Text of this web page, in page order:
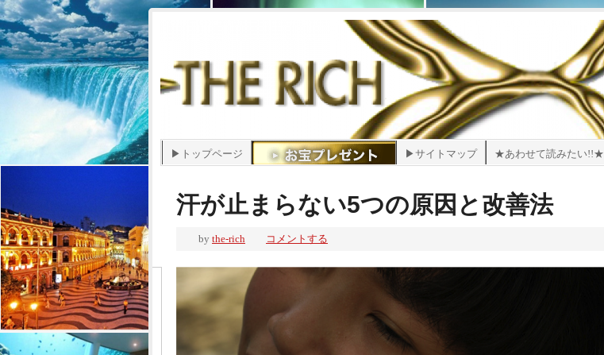
▶トップページ ▶サイトマップ ★あわせて読みたい!!★
汗が止まらない5つの原因と改善法
by the-rich コメントする